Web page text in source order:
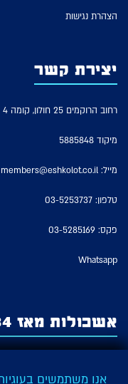
הצהרת נגישות
יצירת קשר
רחוב הרוקמים 25 חולון, קומה 4
מיקוד 5885848
מייל: members@eshkolot.co.il
טלפון: 03-5253737
פקס: 03-5285169
Whatsapp
אשכולות מאז 1984
המבצעים היציג בישראל